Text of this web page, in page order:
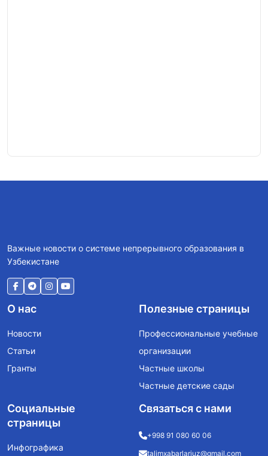
Важные новости о системе непрерывного образования в
Узбекистане
О нас
Новости
Статьи
Гранты
Полезные страницы
Профессиональные учебные
организации
Частные школы
Частные детские сады
Социальные
страницы
Инфографика
Связаться с нами
+998 91 080 60 06
talimxabarlariuz@gmail.com